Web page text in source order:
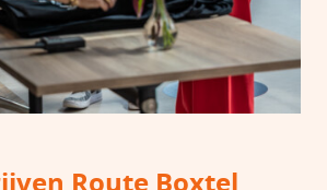
Route Boxtel